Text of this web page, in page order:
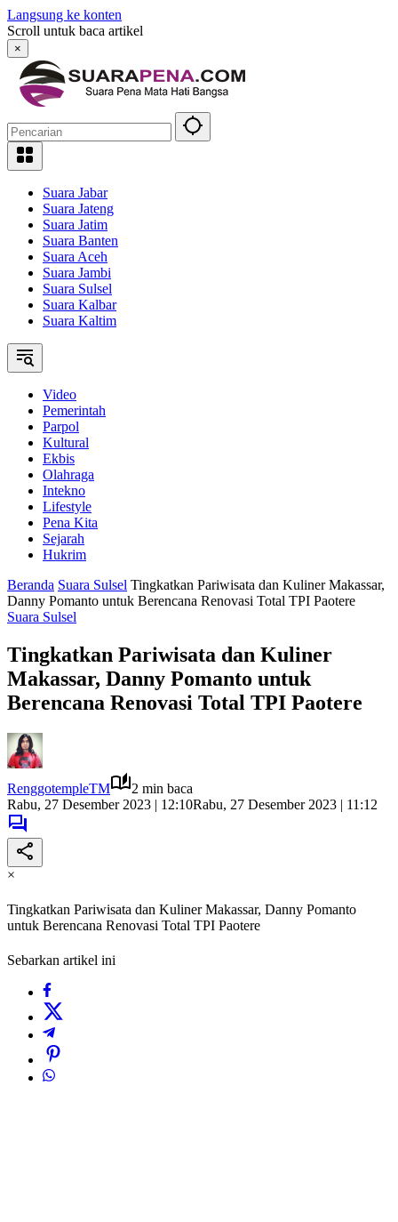
Langsung ke konten
Scroll untuk baca artikel
×
Suara Jabar
Suara Jateng
Suara Jatim
Suara Banten
Suara Aceh
Suara Jambi
Suara Sulsel
Suara Kalbar
Suara Kaltim
Video
Pemerintah
Parpol
Kultural
Ekbis
Olahraga
Intekno
Lifestyle
Pena Kita
Sejarah
Hukrim
Beranda Suara Sulsel Tingkatkan Pariwisata dan Kuliner Makassar,
Danny Pomanto untuk Berencana Renovasi Total TPI Paotere
Suara Sulsel
Tingkatkan Pariwisata dan Kuliner
Makassar, Danny Pomanto untuk
Berencana Renovasi Total TPI Paotere
RenggotempleTM
2 min baca
Rabu, 27 Desember 2023 | 12:10Rabu, 27 Desember 2023 | 11:12
×
Tingkatkan Pariwisata dan Kuliner Makassar, Danny Pomanto
untuk Berencana Renovasi Total TPI Paotere
Sebarkan artikel ini